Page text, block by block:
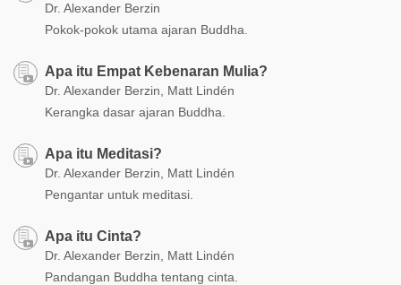
Dr. Alexander Berzin
Pokok-pokok utama ajaran Buddha.
Apa itu Empat Kebenaran Mulia?
Dr. Alexander Berzin, Matt Lindén
Kerangka dasar ajaran Buddha.
Apa itu Meditasi?
Dr. Alexander Berzin, Matt Lindén
Pengantar untuk meditasi.
Apa itu Cinta?
Dr. Alexander Berzin, Matt Lindén
Pandangan Buddha tentang cinta.